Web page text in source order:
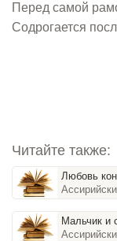
Перед самой
Содрогается
Читайте также:
Любовь
Мальчик и